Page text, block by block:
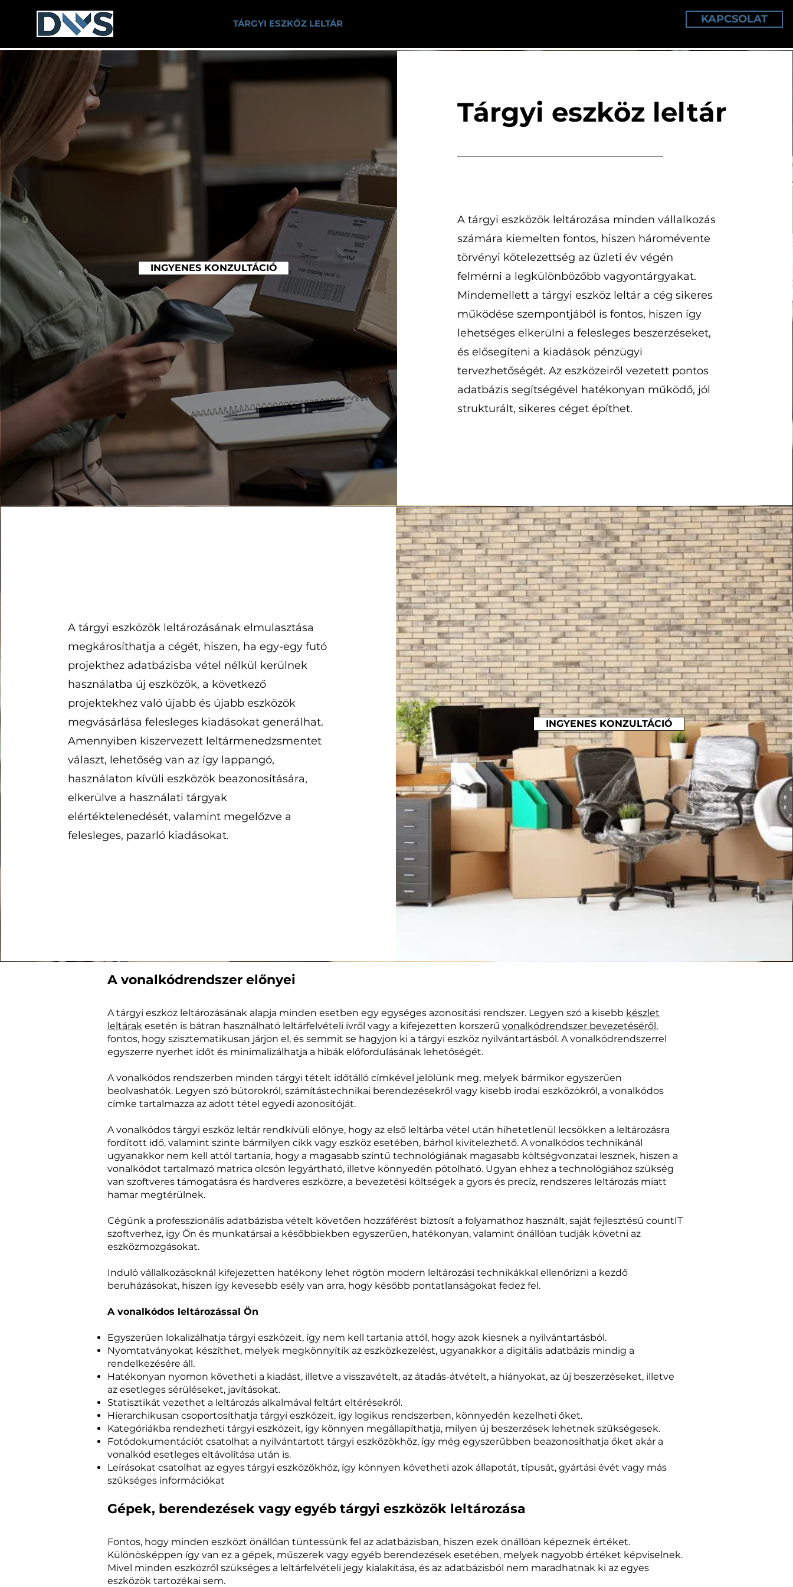
TÁRGYI ESZKÖZ LELTÁR KAPCSOLAT
INGYENES KONZULTÁCIÓ
Tárgyi eszköz leltár
A tárgyi eszközök leltározása minden vállalkozás
számára kiemelten fontos, hiszen háromévente
törvényi kötelezettség az üzleti év végén
felmérni a legkülönbözőbb vagyontárgyakat.
Mindemellett a tárgyi eszköz leltár a cég sikeres
működése szempontjából is fontos, hiszen így
lehetséges elkerülni a felesleges beszerzéseket,
és elősegíteni a kiadások pénzügyi
tervezhetőségét. Az eszközeiről vezetett pontos
adatbázis segítségével hatékonyan működő, jól
strukturált, sikeres céget építhet.
A tárgyi eszközök leltározásának elmulasztása
megkárosíthatja a cégét, hiszen, ha egy-egy futó
projekthez adatbázisba vétel nélkül kerülnek
használatba új eszközök, a következő
projektekhez való újabb és újabb eszközök
megvásárlása felesleges kiadásokat generálhat.
Amennyiben kiszervezett leltármenedzsmentet
választ, lehetőség van az így lappangó,
használaton kívüli eszközök beazonosítására,
elkerülve a használati tárgyak
elértéktelenedését, valamint megelőzve a
felesleges, pazarló kiadásokat.
INGYENES KONZULTÁCIÓ
A vonalkódrendszer előnyei
A tárgyi eszköz leltározásának alapja minden esetben egy egységes azonosítási rendszer. Legyen szó a kisebb készlet
leltárak esetén is bátran használható leltárfelvételi ívről vagy a kifejezetten korszerű vonalkódrendszer bevezetéséről,
fontos, hogy szisztematikusan járjon el, és semmit se hagyjon ki a tárgyi eszköz nyilvántartásból. A vonalkódrendszerrel
egyszerre nyerhet időt és minimalizálhatja a hibák előfordulásának lehetőségét.
A vonalkódos rendszerben minden tárgyi tételt időtálló címkével jelölünk meg, melyek bármikor egyszerűen
beolvashatók. Legyen szó bútorokról, számítástechnikai berendezésekről vagy kisebb irodai eszközökről, a vonalkódos
címke tartalmazza az adott tétel egyedi azonosítóját.
A vonalkódos tárgyi eszköz leltár rendkívüli előnye, hogy az első leltárba vétel után hihetetlenül lecsökken a leltározásra
fordított idő, valamint szinte bármilyen cikk vagy eszköz esetében, bárhol kivitelezhető. A vonalkódos technikánál
ugyanakkor nem kell attól tartania, hogy a magasabb szintű technológiának magasabb költségvonzatai lesznek, hiszen a
vonalkódot tartalmazó matrica olcsón legyártható, illetve könnyedén pótolható. Ugyan ehhez a technológiához szükség
van szoftveres támogatásra és hardveres eszközre, a bevezetési költségek a gyors és precíz, rendszeres leltározás miatt
hamar megtérülnek.
Cégünk a professzionális adatbázisba vételt követően hozzáférést biztosít a folyamathoz használt, saját fejlesztésű countIT
szoftverhez, így Ön és munkatársai a későbbiekben egyszerűen, hatékonyan, valamint önállóan tudják követni az
eszközmozgásokat.
Induló vállalkozásoknál kifejezetten hatékony lehet rögtön modern leltározási technikákkal ellenőrizni a kezdő
beruházásokat, hiszen így kevesebb esély van arra, hogy később pontatlanságokat fedez fel.
A vonalkódos leltározással Ön
Egyszerűen lokalizálhatja tárgyi eszközeit, így nem kell tartania attól, hogy azok kiesnek a nyilvántartásból.
Nyomtatványokat készíthet, melyek megkönnyítik az eszközkezelést, ugyanakkor a digitális adatbázis mindig a
rendelkezésére áll.
Hatékonyan nyomon követheti a kiadást, illetve a visszavételt, az átadás-átvételt, a hiányokat, az új beszerzéseket, illetve
az esetleges sérüléseket, javításokat.
Statisztikát vezethet a leltározás alkalmával feltárt eltérésekről.
Hierarchikusan csoportosíthatja tárgyi eszközeit, így logikus rendszerben, könnyedén kezelheti őket.
Kategóriákba rendezheti tárgyi eszközeit, így könnyen megállapíthatja, milyen új beszerzések lehetnek szükségesek.
Fotódokumentációt csatolhat a nyilvántartott tárgyi eszközökhöz, így még egyszerűbben beazonosíthatja őket akár a
vonalkód esetleges eltávolítása után is.
Leírásokat csatolhat az egyes tárgyi eszközökhöz, így könnyen követheti azok állapotát, típusát, gyártási évét vagy más
szükséges információkat
Gépek, berendezések vagy egyéb tárgyi eszközök leltározása
Fontos, hogy minden eszközt önállóan tüntessünk fel az adatbázisban, hiszen ezek önállóan képeznek értéket.
Különösképpen így van ez a gépek, műszerek vagy egyéb berendezések esetében, melyek nagyobb értéket képviselnek.
Mivel minden eszközről szükséges a leltárfelvételi jegy kialakítása, és az adatbázisból nem maradhatnak ki az egyes
eszközök tartozékai sem.